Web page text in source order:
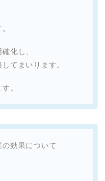
化し、
てまいります。
。
の効果について